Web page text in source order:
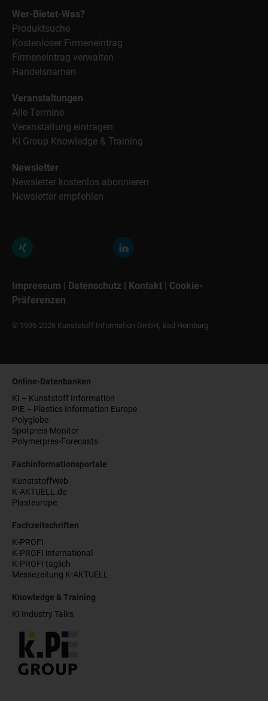
Wer-Bietet-Was?
Produktsuche
Kostenloser Firmeneintrag
Firmeneintrag verwalten
Handelsnamen
Veranstaltungen
Alle Termine
Veranstaltung eintragen
KI Group Knowledge & Training
Newsletter
Newsletter kostenlos abonnieren
Newsletter empfehlen
Impressum | Datenschutz | Kontakt | Cookie-
Präferenzen
© 1996-2026 Kunststoff Information GmbH, Bad Homburg
Online-Datenbanken
KI – Kunststoff Information
PIE – Plastics Information Europe
Polyglobe
Spotpreis-Monitor
Polymerpres-Forecasts
Fachinformationsportale
KunststoffWeb
K-AKTUELL.de
Plasteurope
Fachzeitschriften
K-PROFI
K-PROFI international
K-PROFI täglich
Messezeitung K-AKTUELL
Knowledge & Training
KI Industry Talks